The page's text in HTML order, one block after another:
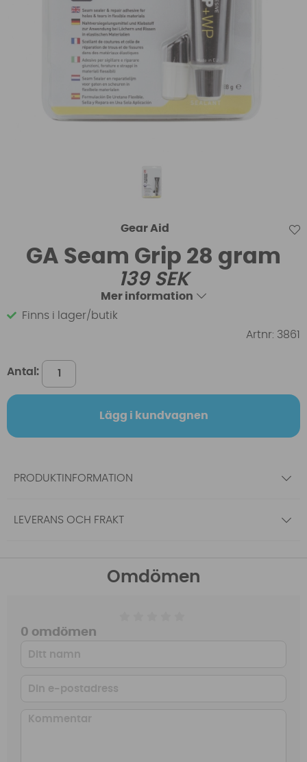
Gear Aid
GA Seam Grip 28 gram
139SEK
Mer information
Finns i lager/butik
Artnr: 3861
Antal:
Lägg i kundvagnen
PRODUKTINFORMATION
LEVERANS OCH FRAKT
Omdömen
0 omdömen